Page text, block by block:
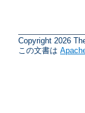
Copyright 2026
この文書は